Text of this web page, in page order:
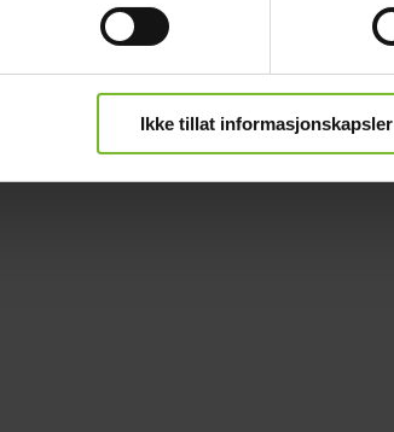
Ikke tillat informasjonskapsler